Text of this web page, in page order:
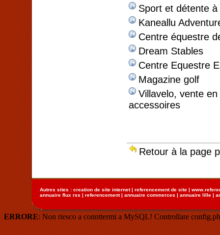
Sport et détente à
Kaneallu
Centre équestre
Dream Stables
Centre Equestre
Magazine golf
Villavelo, vente
accessoires
Retour à la page
Autres sites : creation de site internet| referencement de site |
annuaire flux rss | referencement| annuaire commerces | annuaire lille |
ERRORE: Non riesco a connttermi a MySQL! Controllare